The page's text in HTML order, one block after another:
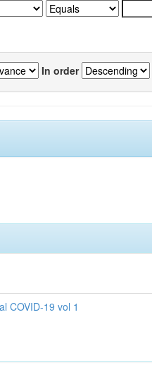
In order
COVID-19 vol 1